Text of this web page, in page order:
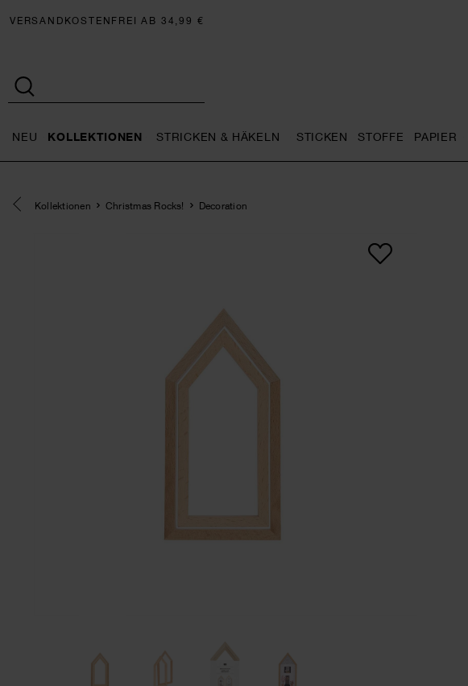
VERSANDKOSTENFREI AB 34,99 €
NEU KOLLEKTIONEN STRICKEN & HÄKELN STICKEN STOFFE PAPIER
Eine Kategorie zurück navigieren
Kollektionen Christmas Rocks! Decoration